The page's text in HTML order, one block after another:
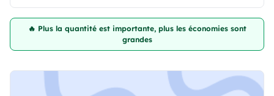
🔥 Plus la quantité est importante, plus les économies sont
grandes